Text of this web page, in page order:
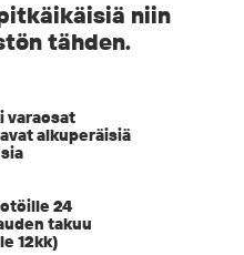
niin
tähden.
varaosat
alkuperäisiä
24
takuu
12kk)